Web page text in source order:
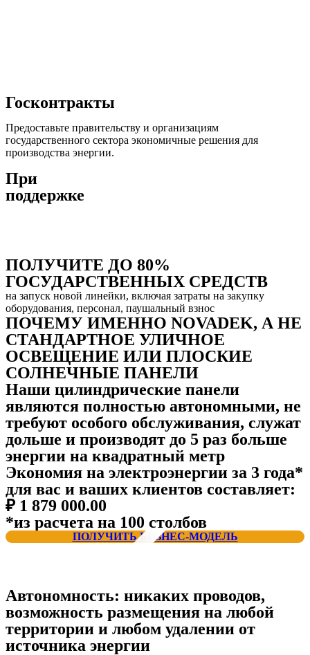
Госконтракты
Предоставьте правительству и организациям
государственного сектора экономичные решения для
производства энергии.
При
поддержке
ПОЛУЧИТЕ ДО 80%
ГОСУДАРСТВЕННЫХ СРЕДСТВ
на запуск новой линейки, включая затраты на закупку
оборудования, персонал, паушальный взнос
ПОЧЕМУ ИМЕННО NOVADEK, А НЕ
СТАНДАРТНОЕ УЛИЧНОЕ
ОСВЕЩЕНИЕ ИЛИ ПЛОСКИЕ
СОЛНЕЧНЫЕ ПАНЕЛИ
Наши цилиндрические панели
являются полностью автономными, не
требуют особого обслуживания, служат
дольше и производят до 5 раз больше
энергии на квадратный метр
Экономия на электроэнергии за 3 года*
для вас и ваших клиентов составляет:
₽ 1 879 000.00
*из расчета на 100 столбов
ПОЛУЧИТЬ БИЗНЕС-МОДЕЛЬ
Автономность: никаких проводов,
возможность размещения на любой
территории и любом удалении от
источника энергии